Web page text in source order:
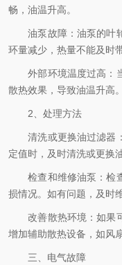
畅，油温升高。
油泵故障：油泵的叶轮
环量减少，热量不能及时
外部环境温度过高：当
散热效果，导致油温升高。
2、处理方法
清洗或更换油过滤器：
定值时，及时清洗或更换
检查和维修油泵：检查
损情况。如有问题，及时
改善散热环境：如果可
增加辅助散热设备，如风
三、电气故障